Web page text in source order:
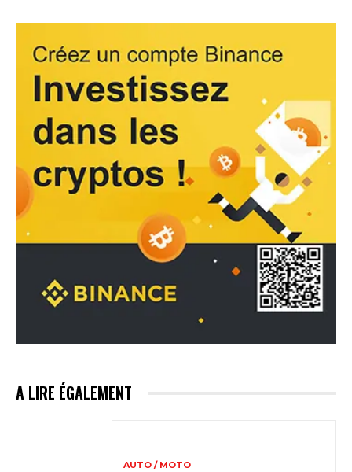
A LIRE ÉGALEMENT
AUTO / MOTO